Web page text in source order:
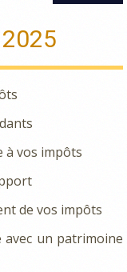
à vos impôts
de vos impôts
avec un patrimoine